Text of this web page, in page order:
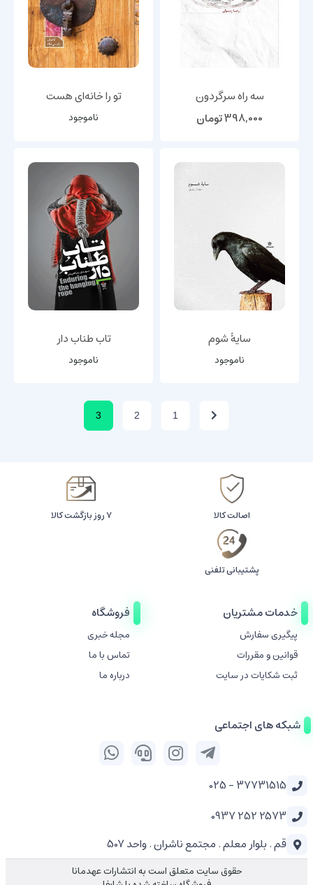
سه راه سرگردون
398,000تومان
تو را خانه‌ای هست
ناموجود
سایۀ شوم
ناموجود
تاب طناب دار
ناموجود
1
2
3
اصالت کالا ۷ روز بازگشت کالا
پشتیبانی تلفنی
خدمات مشتریان
پیگیری سفارش
قوانین و مقررات
ثبت شکایات در سایت
فروشگاه
مجله خبری
تماس با ما
درباره ما
شبکه های اجتماعی
37731515 - 025
2573 252 0937
قم . بلوار معلم . مجتمع ناشران . واحد 507
حقوق سایت متعلق است به انتشارات عهدمانا